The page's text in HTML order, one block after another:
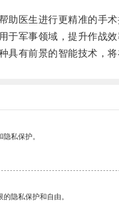
医生进行更精准的手术
军事领域，提升作战效
有前景的智能技术，将
私保护。
隐私保护和自由。